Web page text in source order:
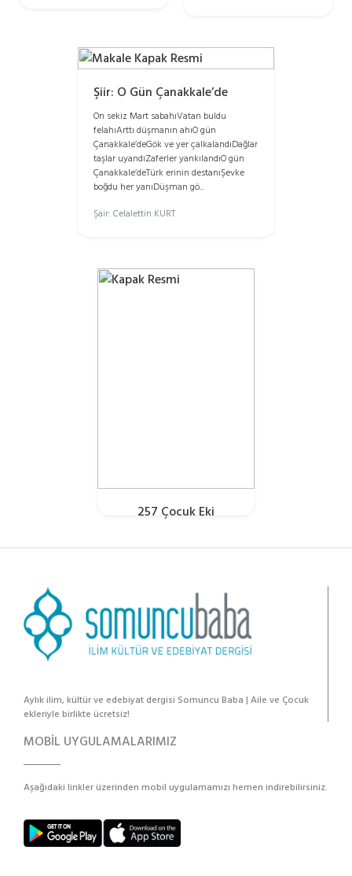
Şiir: O Gün Çanakkale’de
On sekiz Mart sabahıVatan buldu
felahıArttı düşmanın ahıO gün
Çanakkale’deGök ve yer çalkalandıDağlar
taşlar uyandıZaferler yankılandıO gün
Çanakkale’deTürk erinin destanıŞevke
boğdu her yanıDüşman gö...
Şair: Celalettin KURT
257 Çocuk Eki
Aylık ilim, kültür ve edebiyat dergisi Somuncu Baba | Aile ve Çocuk
ekleriyle birlikte ücretsiz!
MOBİL UYGULAMALARIMIZ
Aşağıdaki linkler üzerinden mobil uygulamamızı hemen indirebilirsiniz.